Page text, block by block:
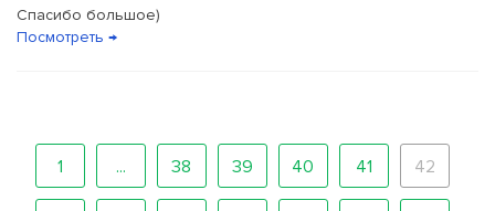
Спасибо большое)
Посмотреть →
1 ... 38 39 40 41 42